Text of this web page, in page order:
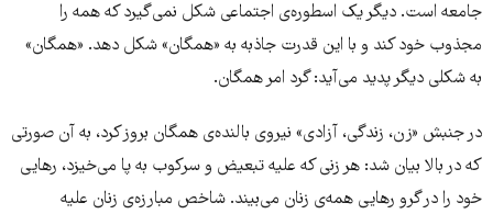
جامعه است. دیگر یک اسطوره‌ی اجتماعی شکل نمی‌گیرد که همه را
مجذوب خود کند و با این قدرت جاذبه به «همگان» شکل دهد. «همگان»
به شکلی دیگر پدید می‌آید: گرد امر همگان.
در جنبش «زن، زندگی، آزادی» نیروی بالنده‌ی همگان بروز کرد، به آن صورتی
که در بالا بیان شد: هر زنی که علیه تبعیض و سرکوب به پا می‌خیزد، رهایی
خود را در گرو رهایی همه‌ی زنان می‌بیند. شاخص مبارزه‌ی زنان علیه